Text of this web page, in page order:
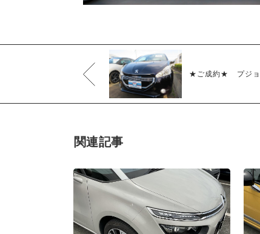
★ご成約★ プジョ
関連記事